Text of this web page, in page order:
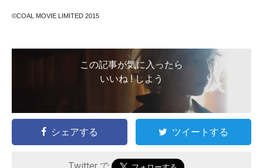
©COAL MOVIE LIMITED 2015
この記事が気に入ったら
いいね ! しよう
シェアする ツイートする